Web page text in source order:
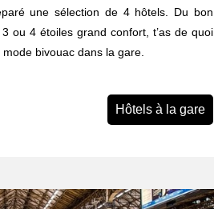
une sélection de 4 hôtels. Du bon
ou 4 étoiles grand confort, t’as de quoi
bivouac dans la gare.
Hôtels à la gare